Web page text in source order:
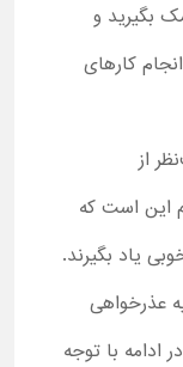
بگیرید و
کارهای
از
این است که
یاد بگیرند.
عذرخواهی
ادامه با توجه